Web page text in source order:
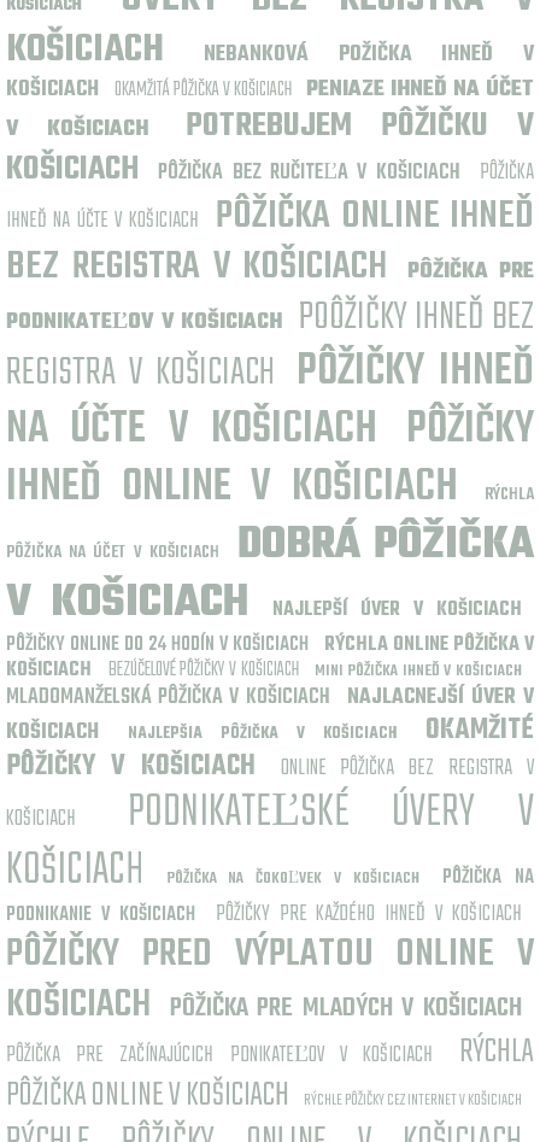
KOŠICIACH
KOŠICIACH
NEBANKOVÁ POŽIČKA IHNEĎ V
KOŠICIACH OKAMŽITÁ PÔŽIČKA V KOŠICIACH PENIAZE IHNEĎ NA ÚČET
V KOŠICIACH
POTREBUJEM PÔŽIČKU V
KOŠICIACH
PÔŽIČKA BEZ RUČITEĽA V KOŠICIACH
PÔŽIČKA
IHNEĎ NA ÚČTE V KOŠICIACH PÔŽIČKA ONLINE IHNEĎ
BEZ REGISTRA V KOŠICIACH
PÔŽIČKA PRE
PODNIKATEĽOV V KOŠICIACH POÔŽIČKY IHNEĎ BEZ
REGISTRA V KOŠICIACH PÔŽIČKY IHNEĎ
NA ÚČTE V KOŠICIACH PÔŽIČKY
IHNEĎ ONLINE V KOŠICIACH
RÝCHLA
PÔŽIČKA NA ÚČET V KOŠICIACH
DOBRÁ PÔŽIČKA
V KOŠICIACH
NAJLEPŠÍ ÚVER V KOŠICIACH
PÔŽIČKY ONLINE DO 24 HODÍN V KOŠICIACH RÝCHLA ONLINE PÔŽIČKA V
KOŠICIACH
BEZÚČELOVÉ PÔŽIČKY V KOŠICIACH MINI PÔŽIČKA IHNEĎ V KOŠICIACH
MLADOMANŽELSKÁ PÔŽIČKA V KOŠICIACH NAJLACNEJŠÍ ÚVER V
KOŠICIACH
NAJLEPŠIA PÔŽIČKA V KOŠICIACH
OKAMŽITÉ
PÔŽIČKY V KOŠICIACH
ONLINE PÔŽIČKA BEZ REGISTRA V
KOŠICIACH
PODNIKATEĽSKÉ ÚVERY V
KOŠICIACH
PÔŽIČKA NA ČOKOĽVEK V KOŠICIACH
PÔŽIČKA NA
PODNIKANIE V KOŠICIACH
PÔŽIČKY PRE KAŽDÉHO IHNEĎ V KOŠICIACH
PÔŽIČKY PRED VÝPLATOU ONLINE V
KOŠICIACH PÔŽIČKA PRE MLADÝCH V KOŠICIACH
PÔŽIČKA PRE ZAČÍNAJÚCICH PDNIKATEĽOV V KOŠICIACH
RÝCHLA
PÔŽIČKA ONLINE V KOŠICIACH
RÝCHLE PÔŽIČKY CEZ INTERNET V KOŠICIACH